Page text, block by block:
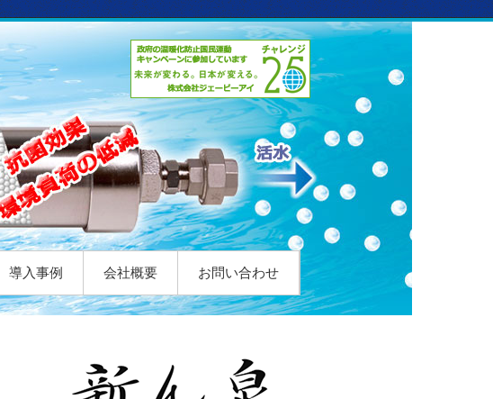
導入事例 会社概要 お問い合わせ